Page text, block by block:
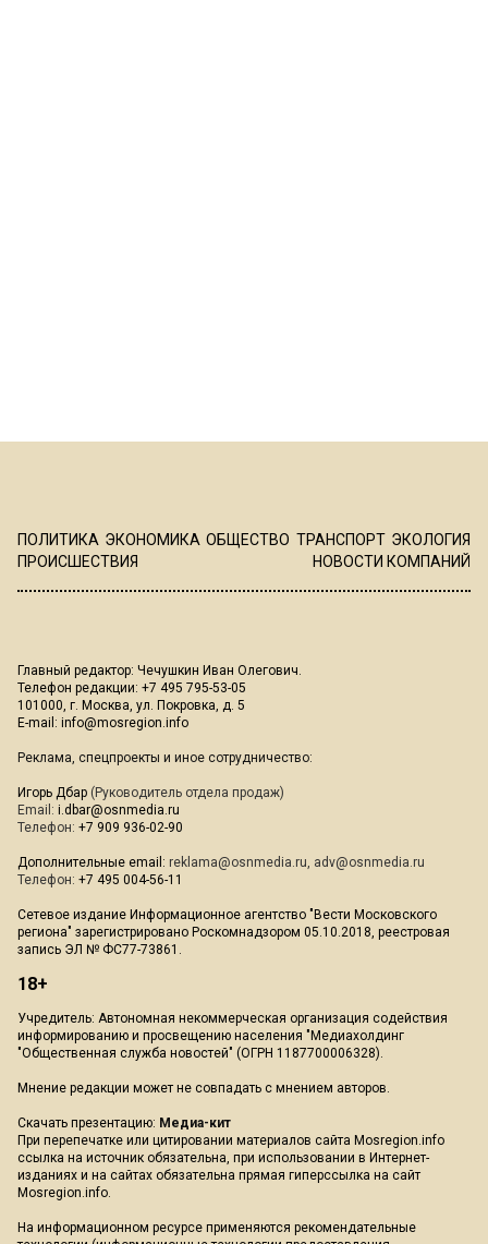
ПОЛИТИКА ЭКОНОМИКА ОБЩЕСТВО ТРАНСПОРТ ЭКОЛОГИЯ
ПРОИСШЕСТВИЯ
НОВОСТИ КОМПАНИЙ
Главный редактор: Чечушкин Иван Олегович.
Телефон редакции: +7 495 795-53-05
101000, г. Москва, ул. Покровка, д. 5
E-mail: info@mosregion.info
Реклама, спецпроекты и иное сотрудничество:
Игорь Дбар (Руководитель отдела продаж)
Email: i.dbar@osnmedia.ru
Телефон: +7 909 936-02-90
Дополнительные email: reklama@osnmedia.ru, adv@osnmedia.ru
Телефон: +7 495 004-56-11
Сетевое издание Информационное агентство "Вести Московского
региона" зарегистрировано Роскомнадзором 05.10.2018, реестровая
запись ЭЛ № ФС77-73861.
18+
Учредитель: Автономная некоммерческая организация содействия
информированию и просвещению населения "Медиахолдинг
"Общественная служба новостей" (ОГРН 1187700006328).
Мнение редакции может не совпадать с мнением авторов.
Скачать презентацию: Медиа-кит
При перепечатке или цитировании материалов сайта Mosregion.info
ссылка на источник обязательна, при использовании в Интернет-
изданиях и на сайтах обязательна прямая гиперссылка на сайт
Mosregion.info.
На информационном ресурсе применяются рекомендательные